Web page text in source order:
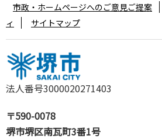
法人番号3000020271403
〒590-0078
堺市堺区南瓦町3番1号
市政・ホームページへのご意見ご提案
ィ
サイトマップ